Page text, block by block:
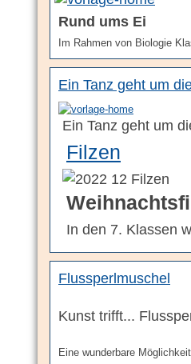
Rund ums Ei
Im Rahmen von Biologie
Ein Tanz geht um
Ein Tanz geht um
Filzen
In den 7. Klassen
Flussperlmuschel
Kunst trifft...
Eine wunderbare